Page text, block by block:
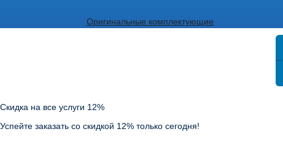
Оригинальные комплектующие
Скидка на все услуги 12%
Успейте заказать со скидкой 12% только сегодня!